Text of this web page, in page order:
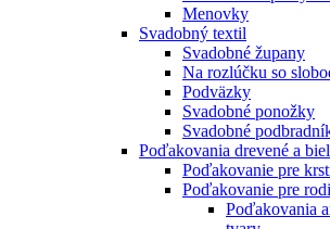
Menovky
Svadobný textil
Svadobné župany
Na rozlúčku so
Podväzky
Svadobné ponožky
Svadobné
Poďakovania drevené a
Poďakovanie pre
Poďakovanie pre
Poďakovania